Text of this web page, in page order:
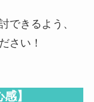
できるよう、
さい！
】